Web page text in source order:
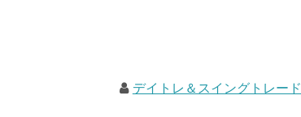
デイトレ＆スイングトレード